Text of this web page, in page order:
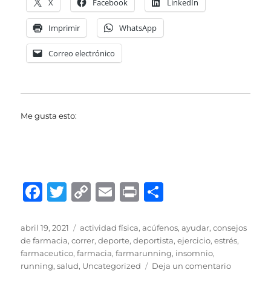
X Facebook LinkedIn
Imprimir WhatsApp
Correo electrónico
Me gusta esto:
F
c
e
b
T
it
te
r
C
p
y
Li
E
ai
l
P
n
t
m
p
a
Publicado
el
abril 19, 2021 Categorías
actividad física,acúfenos,ayudar,consejos
de farmacia,correr,deporte,deportista,ejercicio,estrés,
farmaceutico,farmacia,farmarunning, insomnio,
running,salud, Uncategorized Deja un comentarioen